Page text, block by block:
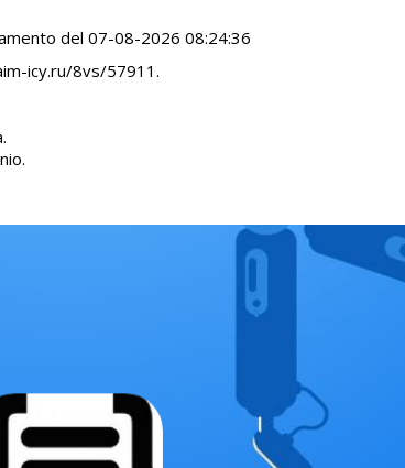
del 07-08-2026 08:24:36
icy.ru/8vs/57911.